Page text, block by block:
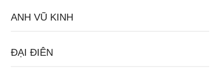
ANH VŨ KINH
ĐẠI ĐIÊN